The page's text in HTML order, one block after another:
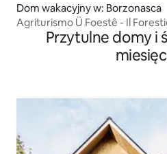
Dom wakacyjny w: Borzonasca
Agriturismo Ü Foestê - Il
Przytulne domy i